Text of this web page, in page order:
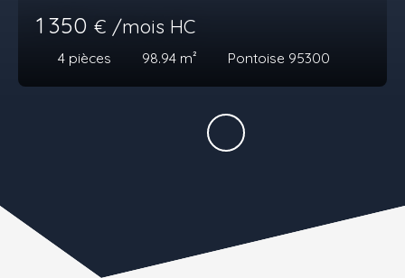
1 350 € /mois HC
4 pièces 98.94 m² Pontoise 95300